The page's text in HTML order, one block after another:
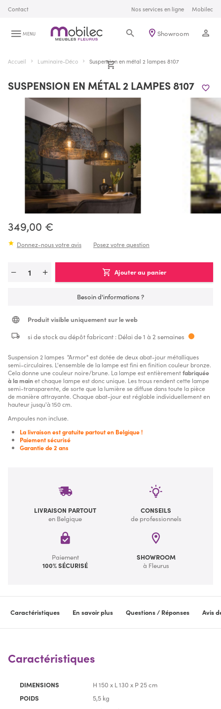
Contact Nos services en ligne Mobilec
MENU Showroom
Accueil Luminaire-Déco Suspension en métal 2 lampes 8107
SUSPENSION EN MÉTAL 2 LAMPES 8107
349,00 €
Donnez-nous votre avis Posez votre question
Ajouter au panier
Besoin d'informations ?
Produit visible uniquement sur le web
si de stock au dépôt fabricant : Délai de 1 à 2 semaines
Suspension 2 lampes "Armor" est dotée de deux abat-jour métalliques
semi-circulaires. L'ensemble de la lampe est fini en finition couleur bronze.
Cela donne une couleur noire/brune. La lampe est entièrementfabriquée
à la mainet chaque lampe est donc unique. Les trous rendent cette lampe
semi-transparente, de sorte que la lumière se diffuse dans toute la pièce
de manière attrayante. Chaque abat-jour est réglable individuellement en
hauteur jusqu'à 150 cm.
Ampoules non incluse.
La livraison est gratuite partout en Belgique !
Paiement sécurisé
Garantie de 2 ans
LIVRAISON PARTOUT
en Belgique
CONSEILS
de professionnels
Paiement
100% SÉCURISÉ
SHOWROOM
à Fleurus
Caractéristiques En savoir plus Questions / Réponses Avis
Caractéristiques
DIMENSIONS
H 150 x L 130 x P 25 cm
POIDS
5,5 kg